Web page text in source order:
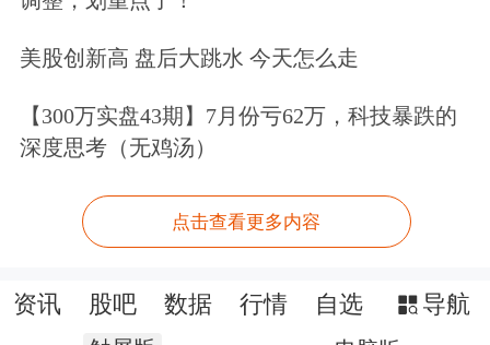
美股创新高 盘后大跳水 今天怎么走
【300万实盘43期】7月份亏62万，科技暴跌的
深度思考（无鸡汤）
点击查看更多内容
资讯 股吧 数据 行情 自选 导航